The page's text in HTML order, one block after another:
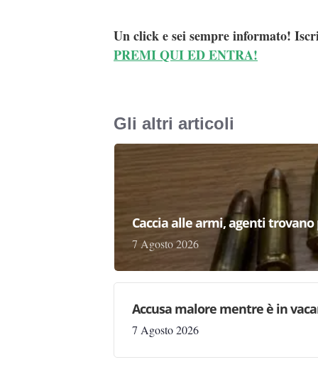
Un click e sei sempre informato!
PREMI QUI ED ENTRA!
Gli altri articoli
Caccia alle armi, agenti
7 Agosto 2026
Accusa malore mentre è in
7 Agosto 2026